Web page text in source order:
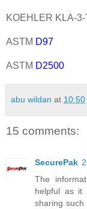
KOEHLER KLA-
ASTM D97
ASTM D2500
abu wildan at 10:50
15 comments:
SecurePak
The
helpful as it
sharing such